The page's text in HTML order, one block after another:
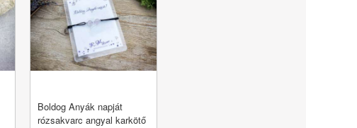
Boldog Anyák napját
rózsakvarc angyal karkötő